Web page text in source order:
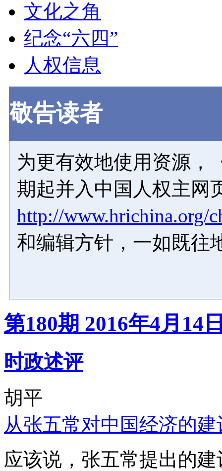
文化之角
纪念“六四”
人权信息
敬告读者
为更有效地使用资源，
期起并入中国人权主网
http://www.hrichina.org/
和编辑方针，一如既往
第180期 2016年4月14
时政述评
胡平
从张五常对中国经济的
应该说，张五常提出的